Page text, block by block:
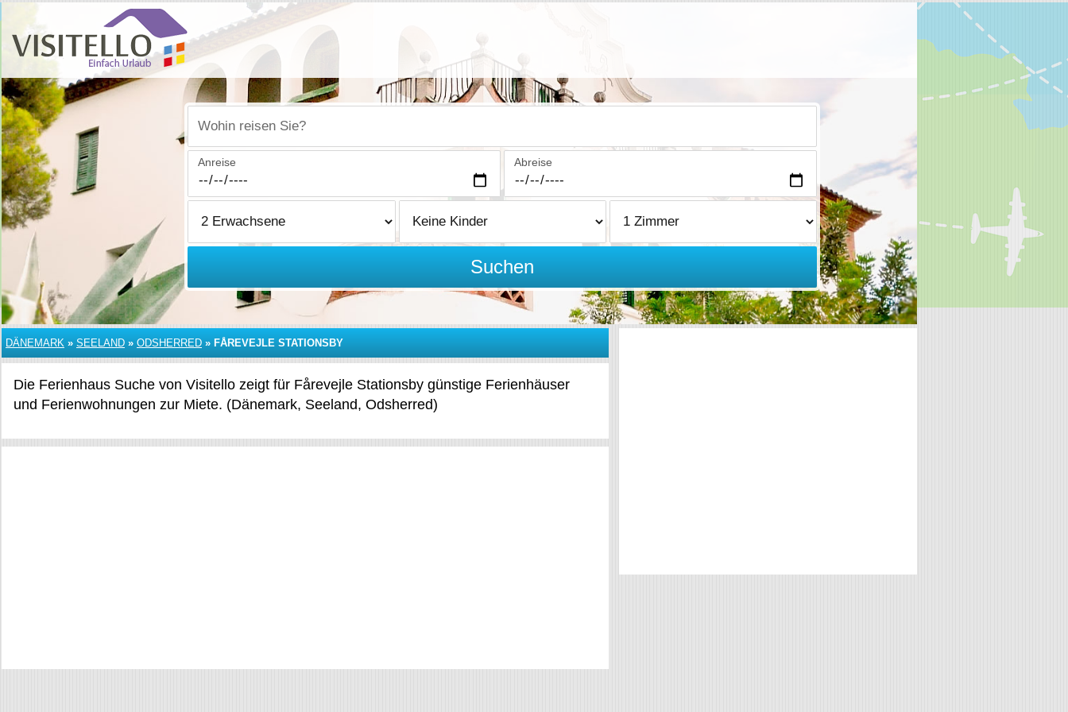
Wohin reisen Sie?
Anreise Abreise
Suchen
DÄNEMARK » SEELAND » ODSHERRED » FÅREVEJLE STATIONSBY
Die Ferienhaus Suche von Visitello zeigt für Fårevejle Stationsby günstige Ferienhäuser
und Ferienwohnungen zur Miete. (Dänemark, Seeland, Odsherred)